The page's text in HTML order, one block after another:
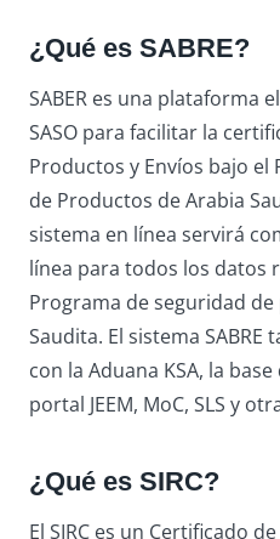
¿Qué es SABRE?
SABER es una plataforma
SASO para facilitar la
Productos y Envíos bajo el
de Productos de Arabia
sistema en línea servirá
línea para todos los datos
Programa de seguridad
Saudita. El sistema
con la Aduana KSA, la base
portal JEEM, MoC, SLS y
¿Qué es SIRC?
El SIRC es un Certificado